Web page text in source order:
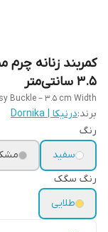
کمربند زنانه
۳.۵ سانتی‌متر
Buckle – 3.5 cm Width
برند:درنیکا | Dornika
رنگ
سفید
رنگ سگک
طلایی